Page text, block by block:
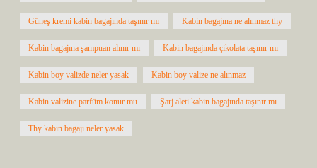
Güneş kremi kabin bagajında taşınır mı Kabin bagajına ne alınmaz thy
Kabin bagajına şampuan alınır mı Kabin bagajında çikolata taşınır mı
Kabin boy valizde neler yasak Kabin boy valize ne alınmaz
Kabin valizine parfüm konur mu Şarj aleti kabin bagajında taşınır mı
Thy kabin bagajı neler yasak